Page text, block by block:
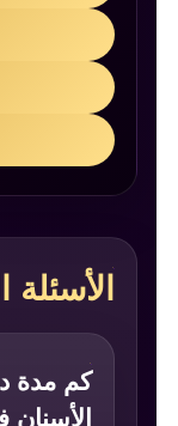
الأسئلة
كم مدة